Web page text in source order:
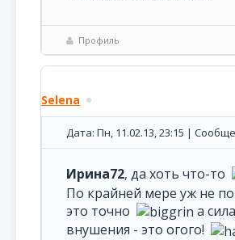
Профиль
Selena
Дата: Пн, 11.02.13, 23:15 |
Ирина72, да хоть что-то
По крайней мере уж не
это точно
а сила
внушения - это огого!